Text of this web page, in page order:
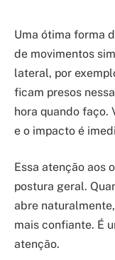
Uma ótima forma
de movimentos
lateral, por
ficam presos
hora quando faço.
e o impacto é
Essa atenção aos
postura geral.
abre
mais confiante. É
atenção.